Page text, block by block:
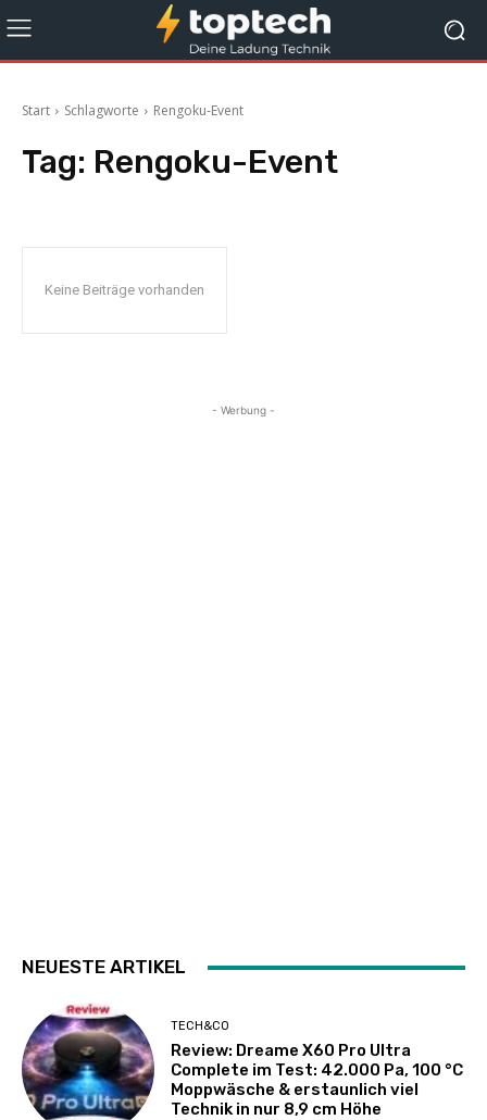
Start Schlagworte Rengoku-Event
Tag: Rengoku-Event
Keine Beiträge vorhanden
- Werbung -
NEUESTE ARTIKEL
TECH&CO
Review: Dreame X60 Pro Ultra
Complete im Test: 42.000 Pa, 100 °C
Moppwäsche & erstaunlich viel
Technik in nur 8,9 cm Höhe